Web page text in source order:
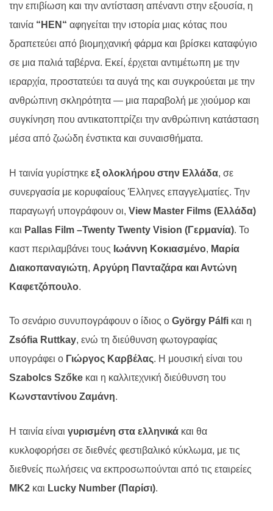
την επιβίωση και την αντίσταση απέναντι στην εξουσία, η
ταινία “ HEN “ αφηγείται την ιστορία μιας κότας που
δραπετεύει από βιομηχανική φάρμα και βρίσκει καταφύγιο
σε μια παλιά ταβέρνα. Εκεί, έρχεται αντιμέτωπη με την
ιεραρχία, προστατεύει τα αυγά της και συγκρούεται με την
ανθρώπινη σκληρότητα — μια παραβολή με χιούμορ και
συγκίνηση που αντικατοπτρίζει την ανθρώπινη κατάσταση
μέσα από ζωώδη ένστικτα και συναισθήματα.
Η ταινία γυρίστηκε εξ ολοκλήρου στην Ελλάδα, σε
συνεργασία με κορυφαίους Έλληνες επαγγελματίες. Την
παραγωγή υπογράφουν οι, View Master Films (Ελλάδα)
και Pallas Film –Twenty Twenty Vision (Γερμανία). Το
καστ περιλαμβάνει τους Ιωάννη Κοκιασμένο, Μαρία
Διακοπαναγιώτη, Αργύρη Πανταζάρα και Αντώνη
Καφετζόπουλο.
Το σενάριο συνυπογράφουν ο ίδιος ο György Pá lfi και η
Zsófia Ruttkay, ενώ τη διεύθυνση φωτογραφίας
υπογράφει ο Γιώργος Καρβέλας. Η μουσική είναι του
Szabolcs Szőke και η καλλιτεχνική διεύθυνση του
Κωνσταντίνου Ζαμάνη.
Η ταινία είναι γυρισμένη στα ελληνικά και θα
κυκλοφορήσει σε διεθνές φεστιβαλικό κύκλωμα, με τις
διεθνείς πωλήσεις να εκπροσωπούνται από τις εταιρείες
ΜΚ2 και Lucky Number (Παρίσι).